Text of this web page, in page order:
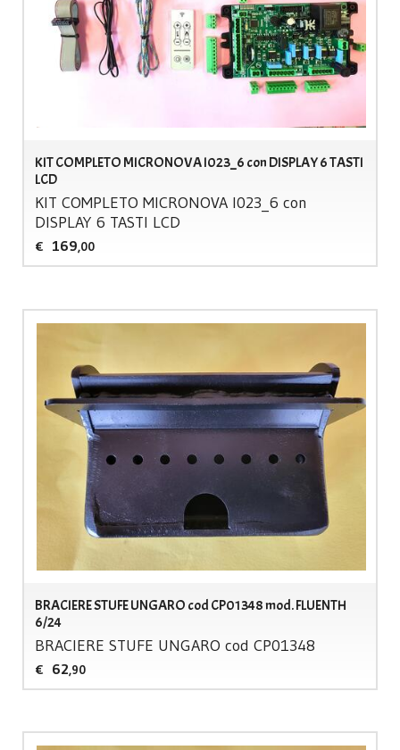
KIT COMPLETO MICRONOVA I023_6 con DISPLAY 6 TASTI
LCD
KIT COMPLETO MICRONOVAI023_6 con
DISPLAY6 TASTI LCD
€ 169,00
BRACIERE STUFE UNGARO cod CP01348 mod. FLUENTH
6/24
BRACIERE STUFE UNGARO cod CP01348
€ 62,90